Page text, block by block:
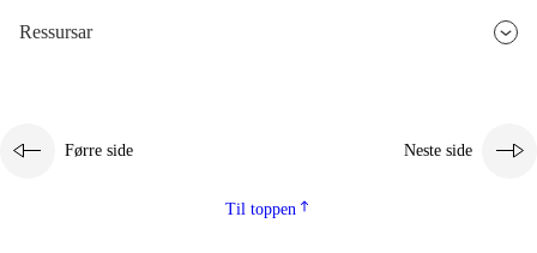
Ressursar
Førre side Neste side
Til toppen